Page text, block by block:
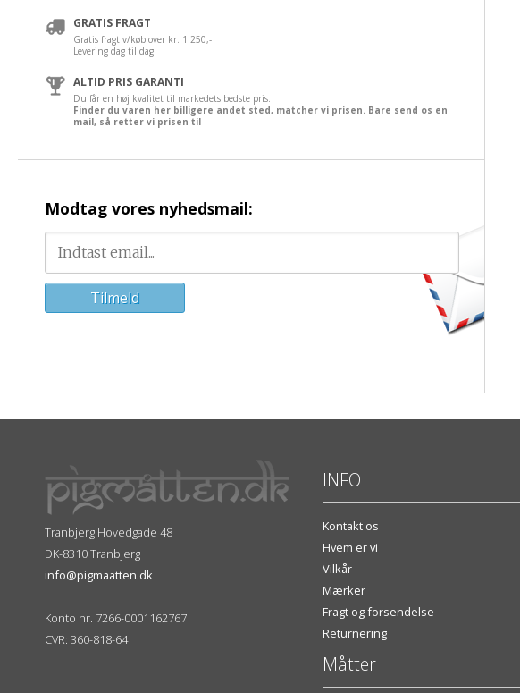
GRATIS FRAGT
Gratis fragt v/køb over kr. 1.250,-
Levering dag til dag.
ALTID PRIS GARANTI
Du får en høj kvalitet til markedets bedste pris.
Finder du varen her billigere andet sted, matcher vi prisen. Bare send os en
mail, så retter vi prisen til
Modtag vores nyhedsmail:
Tranbjerg Hovedgade 48
DK-8310 Tranbjerg
info@pigmaatten.dk
Konto nr. 7266-0001162767
CVR: 360-818-64
INFO
Kontakt os
Hvem er vi
Vilkår
Mærker
Fragt og forsendelse
Returnering
Måtter